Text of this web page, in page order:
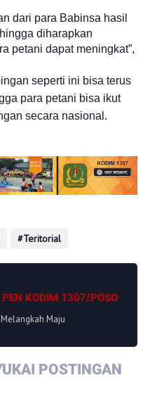
dari para Babinsa hasil
diharapkan
petani dapat meningkat”,
seperti ini bisa terus
para petani bisa ikut
secara nasional.
Teritorial
PEN KODIM 1307/POSO
Maju
POSTINGAN